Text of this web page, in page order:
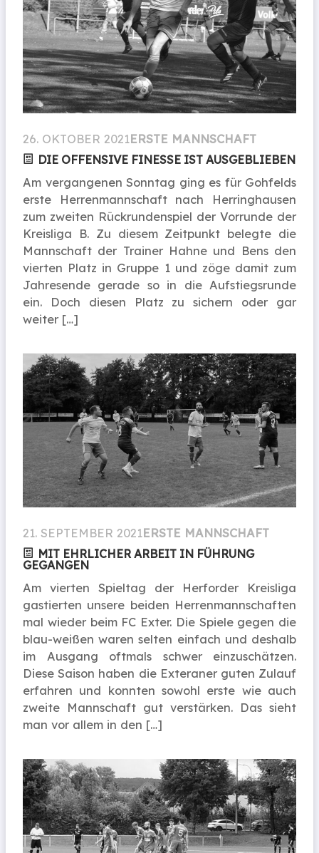
26. OKTOBER 2021ERSTE MANNSCHAFT
DIE OFFENSIVE FINESSE IST AUSGEBLIEBEN
Am vergangenen Sonntag ging es für Gohfelds
erste Herrenmannschaft nach Herringhausen
zum zweiten Rückrundenspiel der Vorrunde der
Kreisliga B. Zu diesem Zeitpunkt belegte die
Mannschaft der Trainer Hahne und Bens den
vierten Platz in Gruppe 1 und zöge damit zum
Jahresende gerade so in die Aufstiegsrunde
ein. Doch diesen Platz zu sichern oder gar
weiter […]
21. SEPTEMBER 2021ERSTE MANNSCHAFT
MIT EHRLICHER ARBEIT IN FÜHRUNG
GEGANGEN
Am vierten Spieltag der Herforder Kreisliga
gastierten unsere beiden Herrenmannschaften
mal wieder beim FC Exter. Die Spiele gegen die
blau-weißen waren selten einfach und deshalb
im Ausgang oftmals schwer einzuschätzen.
Diese Saison haben die Exteraner guten Zulauf
erfahren und konnten sowohl erste wie auch
zweite Mannschaft gut verstärken. Das sieht
man vor allem in den […]